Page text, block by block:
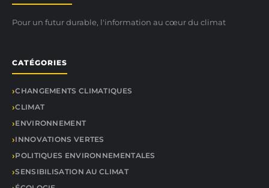
Pour un futur durable, l'information au cœur du climat
CATÉGORIES
CHANGEMENTS CLIMATIQUES
CLIMAT
ENVIRONNEMENT
INNOVATIONS VERTES
POLITIQUES ENVIRONNEMENTALES
SENSIBILISATION AU CLIMAT